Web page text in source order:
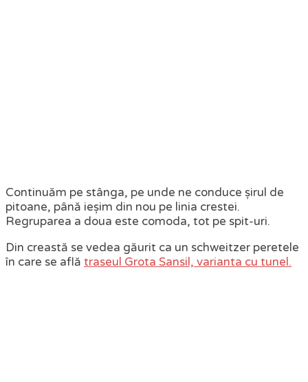
Continuăm pe stânga, pe unde ne conduce șirul de
pitoane, până ieșim din nou pe linia crestei.
Regruparea a doua este comoda, tot pe spit-uri.
Din creastă se vedea găurit ca un schweitzer peretele
în care se află traseul Grota Sansil, varianta cu tunel.